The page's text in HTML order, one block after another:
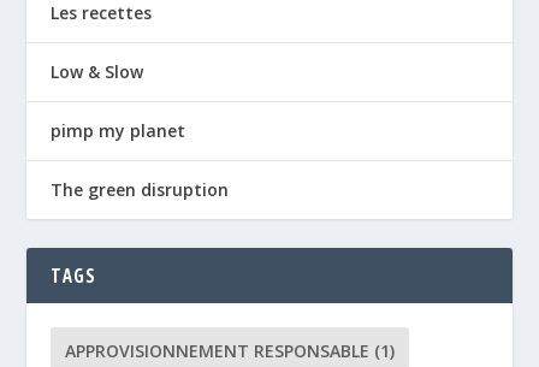
Les recettes
Low & Slow
pimp my planet
The green disruption
TAGS
APPROVISIONNEMENT RESPONSABLE (1)